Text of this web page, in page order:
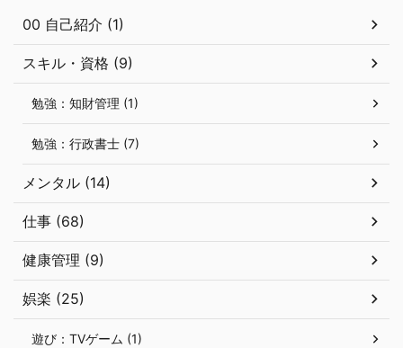
00 自己紹介 (1)
スキル・資格 (9)
勉強：知財管理 (1)
勉強：行政書士 (7)
メンタル (14)
仕事 (68)
健康管理 (9)
娯楽 (25)
遊び：TVゲーム (1)